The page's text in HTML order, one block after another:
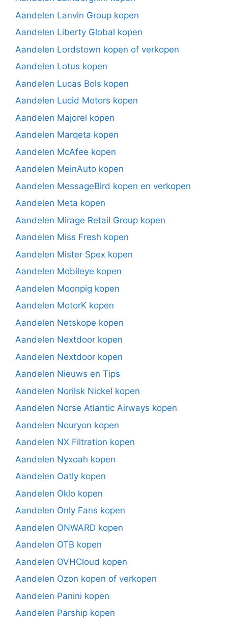
Aandelen Lanvin Group kopen
Aandelen Liberty Global kopen
Aandelen Lordstown kopen of verkopen
Aandelen Lotus kopen
Aandelen Lucas Bols kopen
Aandelen Lucid Motors kopen
Aandelen Majorel kopen
Aandelen Marqeta kopen
Aandelen McAfee kopen
Aandelen MeinAuto kopen
Aandelen MessageBird kopen en verkopen
Aandelen Meta kopen
Aandelen Mirage Retail Group kopen
Aandelen Miss Fresh kopen
Aandelen Mister Spex kopen
Aandelen Mobileye kopen
Aandelen Moonpig kopen
Aandelen MotorK kopen
Aandelen Netskope kopen
Aandelen Nextdoor kopen
Aandelen Nextdoor kopen
Aandelen Nieuws en Tips
Aandelen Norilsk Nickel kopen
Aandelen Norse Atlantic Airways kopen
Aandelen Nouryon kopen
Aandelen NX Filtration kopen
Aandelen Nyxoah kopen
Aandelen Oatly kopen
Aandelen Oklo kopen
Aandelen Only Fans kopen
Aandelen ONWARD kopen
Aandelen OTB kopen
Aandelen OVHCloud kopen
Aandelen Ozon kopen of verkopen
Aandelen Panini kopen
Aandelen Parship kopen